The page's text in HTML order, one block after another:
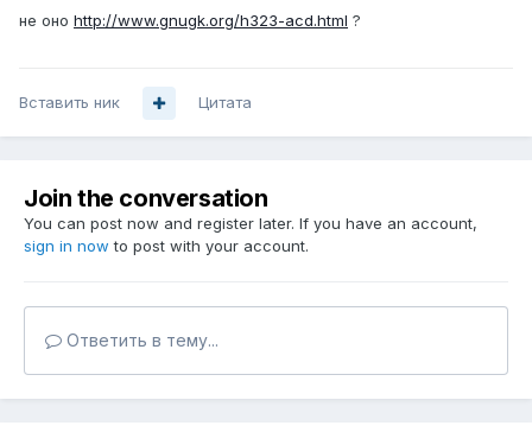
не оно http://www.gnugk.org/h323-acd.html ?
Вставить ник Цитата
Join the conversation
You can post now and register later. If you have an account,
sign in now to post with your account.
Ответить в тему...